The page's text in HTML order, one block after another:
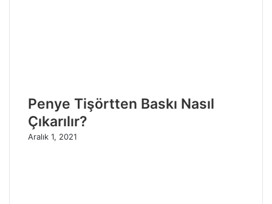
Penye Tişörtten Baskı Nasıl
Çıkarılır?
Aralık 1, 2021